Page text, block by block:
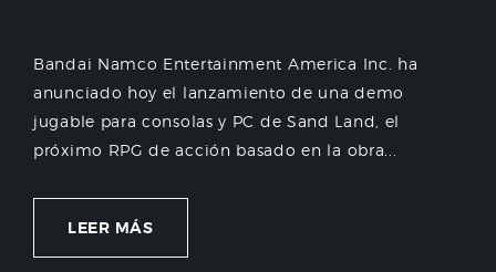
Bandai Namco Entertainment America Inc. ha
anunciado hoy el lanzamiento de una demo
jugable para consolas y PC de Sand Land, el
próximo RPG de acción basado en la obra...
LEER MÁS